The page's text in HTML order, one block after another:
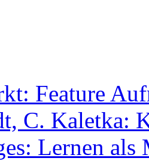
Feature
C. Kaletka:
Lernen als